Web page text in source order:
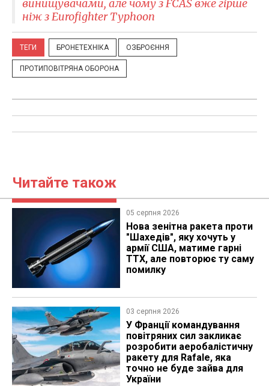
винищувачами, але чому з FCAS вже гірше
ніж з Eurofighter Typhoon
ТЕГИ БРОНЕТЕХНІКА ОЗБРОЄННЯ
ПРОТИПОВІТРЯНА ОБОРОНА
Читайте також
05 серпня 2026
Нова зенітна ракета проти
"Шахедів", яку хочуть у
армії США, матиме гарні
ТТХ, але повторює ту саму
помилку
03 серпня 2026
У Франції командування
повітряних сил закликає
розробити аеробалістичну
ракету для Rafale, яка
точно не буде зайва для
України